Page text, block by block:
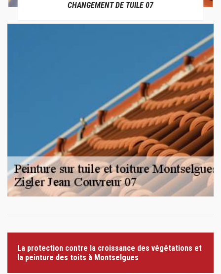
CHANGEMENT DE TUILE 07
La protection contre la croissance des végétations et
la peinture des toits à Montselgues